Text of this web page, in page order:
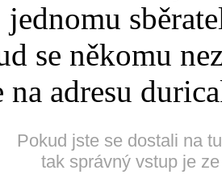
jednomu
se někomu
na adresu
Pokud jste se dostali na
tak správný vstup je